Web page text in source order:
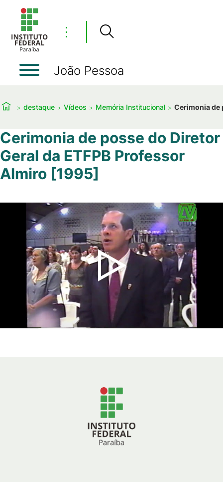
⋮
João Pessoa
destaque Vídeos Memória Institucional Cerimonia de
Cerimonia de posse do Diretor
Geral da ETFPB Professor
Almiro [1995]